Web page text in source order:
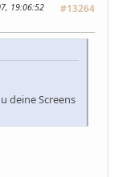
#13264
19:06:52
deine Screens